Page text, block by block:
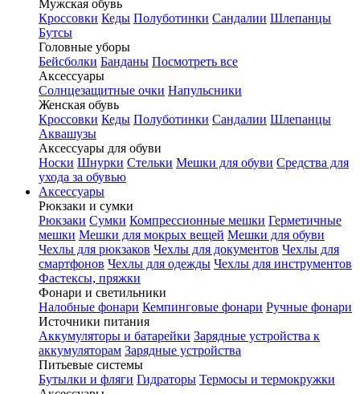
Мужская обувь
Кроссовки Кеды Полуботинки Сандалии Шлепанцы
Бутсы
Головные уборы
Бейсболки Банданы Посмотреть все
Аксессуары
Солнцезащитные очки Напульсники
Женская обувь
Кроссовки Кеды Полуботинки Сандалии Шлепанцы
Аквашузы
Аксессуары для обуви
Носки Шнурки Стельки Мешки для обуви Средства для
ухода за обувью
Аксессуары
Рюкзаки и сумки
Рюкзаки Сумки Компрессионные мешки Герметичные
мешки Мешки для мокрых вещей Мешки для обуви
Чехлы для рюкзаков Чехлы для документов Чехлы для
смартфонов Чехлы для одежды Чехлы для инструментов
Фастексы, пряжки
Фонари и светильники
Налобные фонари Кемпинговые фонари Ручные фонари
Источники питания
Аккумуляторы и батарейки Зарядные устройства к
аккумуляторам Зарядные устройства
Питьевые системы
Бутылки и фляги Гидраторы Термосы и термокружки